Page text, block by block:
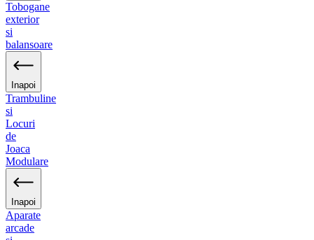
Tobogane
exterior
si
balansoare
Inapoi
Trambuline
si
Locuri
de
Joaca
Modulare
Inapoi
Aparate
arcade